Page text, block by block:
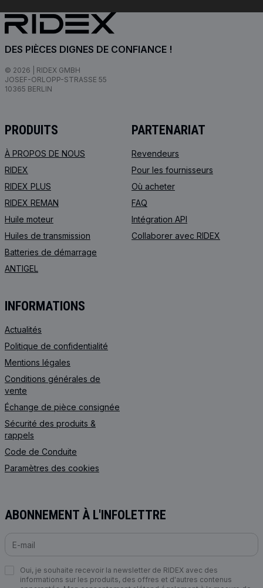
DES PIÈCES DIGNES DE CONFIANCE !
© 2026 | RIDEX GMBH
JOSEF-ORLOPP-STRASSE 55
10365 BERLIN
PRODUITS
À PROPOS DE NOUS
RIDEX
RIDEX PLUS
RIDEX REMAN
Huile moteur
Huiles de transmission
Batteries de démarrage
ANTIGEL
PARTENARIAT
Revendeurs
Pour les fournisseurs
Où acheter
FAQ
Intégration API
Collaborer avec RIDEX
INFORMATIONS
Actualités
Politique de confidentialité
Mentions légales
Conditions générales de
vente
Échange de pièce consignée
Sécurité des produits &
rappels
Code de Сonduite
Paramètres des cookies
ABONNEMENT À L'INFOLETTRE
Oui, je souhaite recevoir la newsletter de RIDEX avec des
informations sur les produits, des offres et d'autres contenus